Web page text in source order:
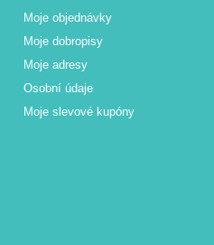
Moje objednávky
Moje dobropisy
Moje adresy
Osobní údaje
Moje slevové kupóny